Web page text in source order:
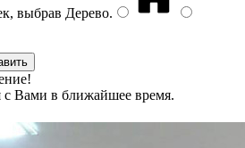
выбрав Дерево.
Вами в ближайшее время.